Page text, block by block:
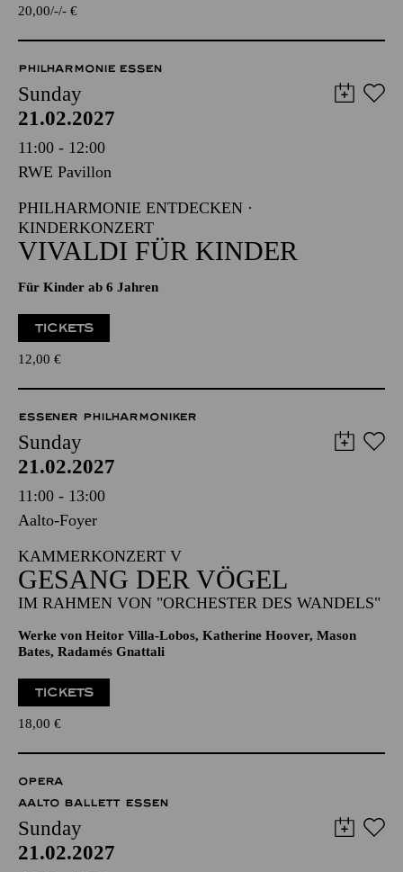
20,00 - - €
PHILHARMONIE ESSEN
Sunday
21.02.2027
11:00 - 12:00
RWE Pavillon
PHILHARMONIE ENTDECKEN ·
KINDERKONZERT
VIVALDI FÜR KINDER
Für Kinder ab 6 Jahren
TICKETS
12,00 €
ESSENER PHILHARMONIKER
Sunday
21.02.2027
11:00 - 13:00
Aalto-Foyer
KAMMERKONZERT V
GESANG DER VÖGEL
IM RAHMEN VON "ORCHESTER DES WANDELS"
Werke von Heitor Villa-Lobos, Katherine Hoover, Mason
Bates, Radamés Gnattali
TICKETS
18,00 €
OPERA
AALTO BALLETT ESSEN
Sunday
21.02.2027